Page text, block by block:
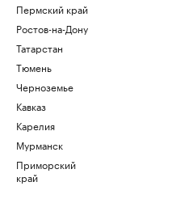
Пермский край
Ростов-на-Дону
Татарстан
Тюмень
Черноземье
Кавказ
Карелия
Мурманск
Приморский
край